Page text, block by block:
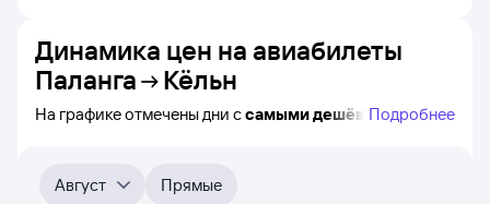
Динамика цен на авиабилеты
Паланга
Кёльн
На графике отмечены дни ссамыми дешёвыми
на ближайшие пять месяцев. Выберите день,
перейдите по клику к поиску билетов на нужный рейс и
Подробнее
Август
Прямые